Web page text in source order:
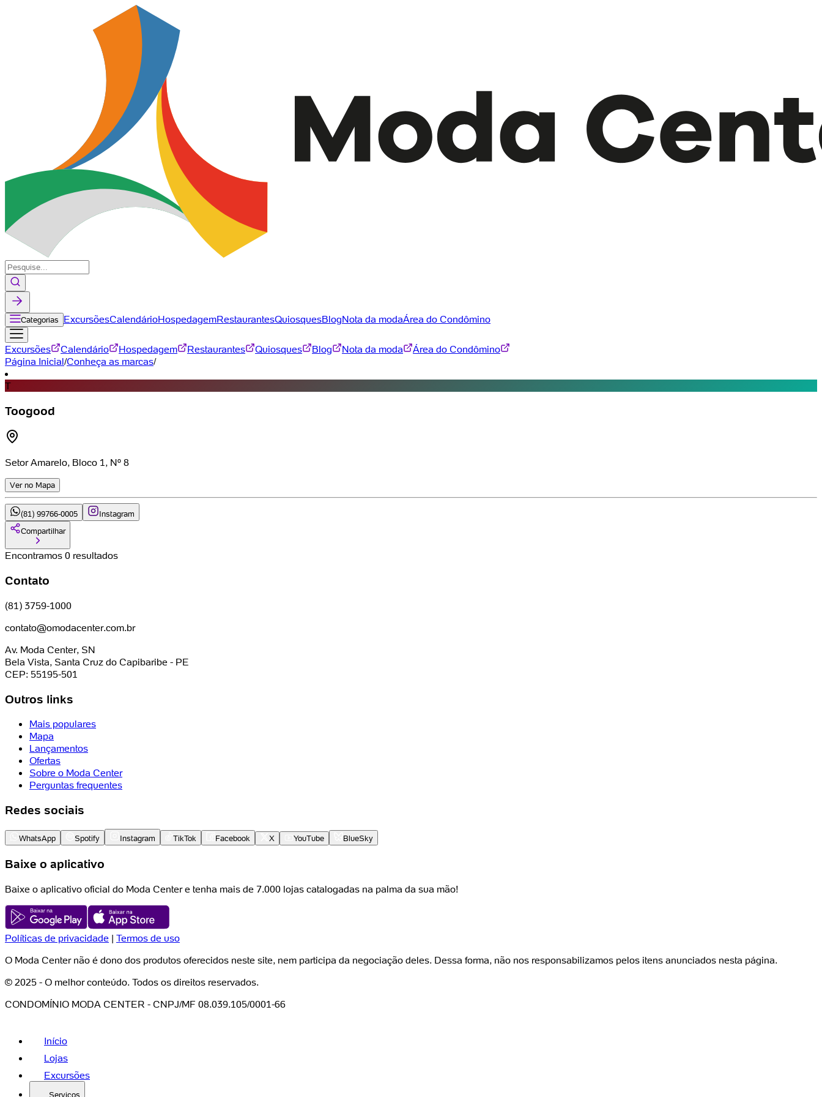
Categorias ExcursõesCalendárioHospedagemRestaurantesQuiosquesBlogNota da modaÁrea do Condômino
Excursões Calendário Hospedagem Restaurantes Quiosques Blog Nota da moda
Área do Condômino
Página Inicial/Conheça as marcas/
T
Toogood
Setor Amarelo, Bloco 1, Nº 8
Ver no Mapa
(81) 99766-0005
Instagram
Compartilhar
Encontramos 0 resultados
Contato
(81) 3759-1000
contato@omodacenter.com.br
Av. Moda Center, SN
Bela Vista, Santa Cruz do Capibaribe - PE
CEP: 55195-501
Outros links
Mais populares
Mapa
Lançamentos
Ofertas
Sobre o Moda Center
Perguntas frequentes
Redes sociais
WhatsApp Spotify Instagram TikTok Facebook X YouTube BlueSky
Baixe o aplicativo
Baixe o aplicativo oficial do Moda Center e tenha mais de 7.000 lojas catalogadas na palma da sua mão!
Políticas de privacidade | Termos de uso
O Moda Center não é dono dos produtos oferecidos neste site, nem participa da negociação deles. Dessa forma, não nos responsabilizamos pelos itens anunciados nesta página.
© 2025 - O melhor conteúdo. Todos os direitos reservados.
CONDOMÍNIO MODA CENTER - CNPJ/MF 08.039.105/0001-66
Início
Lojas
Excursões